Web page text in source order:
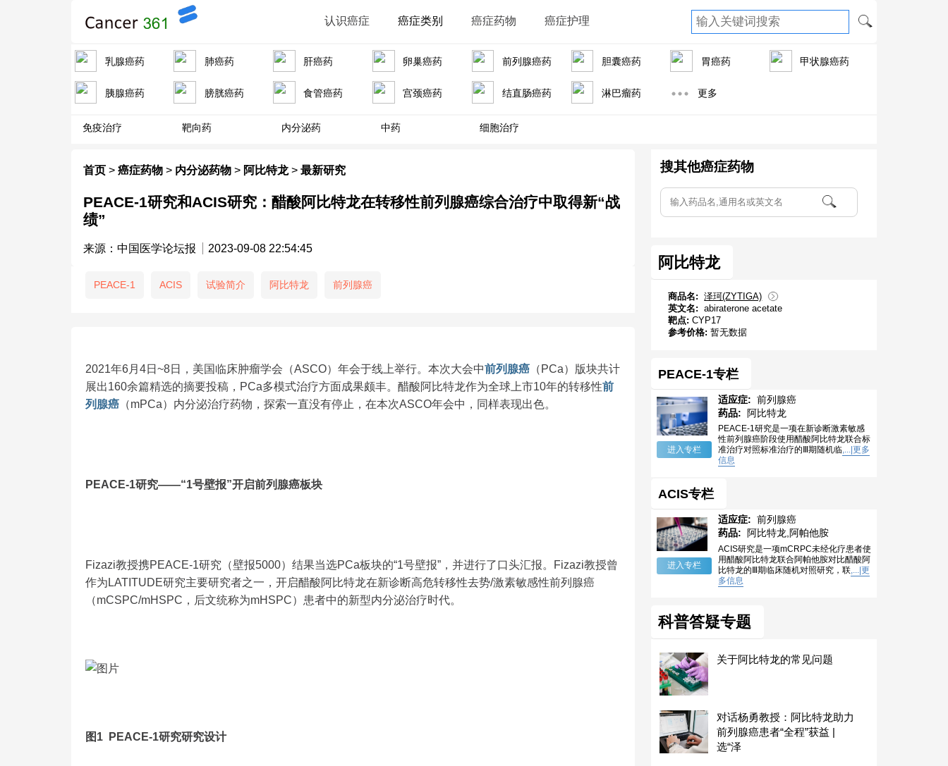
认识癌症 癌症类别 癌症药物 癌症护理
乳腺癌药 肺癌药 肝癌药 卵巢癌药 前列腺癌药 胆囊癌药 胃癌药 甲状腺癌药
胰腺癌药 膀胱癌药 食管癌药 宫颈癌药 结直肠癌药 淋巴瘤药 更多
免疫治疗 靶向药 内分泌药 中药 细胞治疗
首页> 癌症药物> 内分泌药物> 阿比特龙> 最新研究
PEACE-1研究和ACIS研究：醋酸阿比特龙在转移性前列腺癌综合治疗中取得新“战
绩”
来源：中国医学论坛报 2023-09-08 22:54:45
PEACE-1 ACIS 试验简介 阿比特龙 前列腺癌
2021年6月4日~8日，美国临床肿瘤学会（ASCO）年会于线上举行。本次大会中前列腺癌（PCa）版块共计
展出160余篇精选的摘要投稿，PCa多模式治疗方面成果颇丰。醋酸阿比特龙作为全球上市10年的转移性前
列腺癌（mPCa）内分泌治疗药物，探索一直没有停止，在本次ASCO年会中，同样表现出色。
PEACE-1研究——“1号壁报”开启前列腺癌板块
Fizazi教授携PEACE-1研究（壁报5000）结果当选PCa板块的“1号壁报”，并进行了口头汇报。Fizazi教授曾
作为LATITUDE研究主要研究者之一，开启醋酸阿比特龙在新诊断高危转移性去势/激素敏感性前列腺癌
（mCSPC/mHSPC，后文统称为mHSPC）患者中的新型内分泌治疗时代。
图1 PEACE-1研究研究设计
搜其他癌症药物
阿比特龙
商品名:泽珂(ZYTIGA)
英文名:abiraterone acetate
靶点:CYP17
参考价格:暂无数据
PEACE-1专栏
进入专栏
适应症: 前列腺癌
药品:
阿比特龙
PEACE-1研究是一项在新诊断激素敏感
性前列腺癌阶段使用醋酸阿比特龙联合标
准治疗对照标准治疗的Ⅲ期随机临,...|更多
信息
ACIS专栏
进入专栏
适应症: 前列腺癌
药品:
阿比特龙,阿帕他胺
ACIS研究是一项mCRPC未经化疗患者使
用醋酸阿比特龙联合阿帕他胺对比醋酸阿
比特龙的Ⅲ期临床随机对照研究，联,...|更
多信息
科普答疑专题
关于阿比特龙的常见问题
对话杨勇教授：阿比特龙助力
前列腺癌患者“全程”获益 |
选“泽